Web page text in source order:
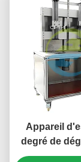
Appareil
degré de
des câbles